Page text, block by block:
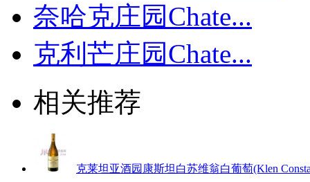
奈哈克庄园Chate...
克利芒庄园Chate...
相关推荐
克莱坦亚酒园康斯坦白苏维翁白葡萄(Klen